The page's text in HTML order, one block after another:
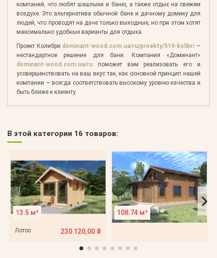
компаний, что любят шашлыки и баню, а также отдых на свежем
воздухе. Это альтернатива обычной бане и дачному домику для
людей, что проводят на даче только выходные, но при этом хотят
максимально удобные варианты для отдыха.
Проект Колибри dominant-wood.com.ua/ru/proekty/519-kolibri —
нестандартное решение для бани. Компания «Доминант»
dominant-wood.com.ua/ru поможет вам реализовать его и
усовершенствовать на ваш вкус так, как основной принцип нашей
компании — всегда соответствовать высокому уровню качества и
быть ближе к клиенту.
В этой категории 16 товаров:
13.5 м²
Лотос 230 120,00 ₴
108.74 м²